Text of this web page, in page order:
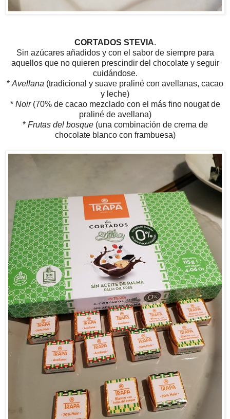
CORTADOS STEVIA.
Sin azúcares añadidos y con el sabor de siempre para
aquellos que no quieren prescindir del chocolate y seguir
cuidándose.
* Avellana (tradicional y suave praliné con avellanas, cacao
y leche)
* Noir(70% de cacao mezclado con el más fino nougat de
praliné de avellana)
* Frutas del bosque(una combinación de crema de
chocolate blanco con frambuesa)